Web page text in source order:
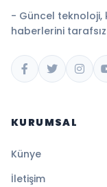
- Güncel teknoloji,
haberlerini tarafsız
KURUMSAL
Künye
İletişim